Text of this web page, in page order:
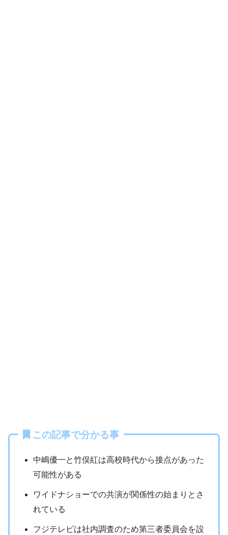
この記事で分かる事
中嶋優一と竹俣紅は高校時代から接点があった
可能性がある
ワイドナショーでの共演が関係性の始まりとさ
れている
フジテレビは社内調査のため第三者委員会を設